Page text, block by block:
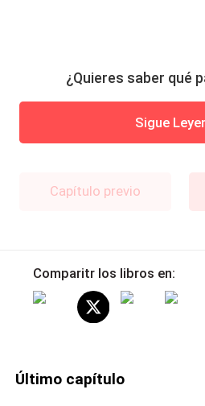
¿Quieres saber qué
Sigue
Capítulo previo
Comparitr los libros en:
Último capítulo